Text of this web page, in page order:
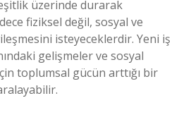
üzerinde durarak
fiziksel değil, sosyal ve
isteyeceklerdir. Yeni iş
gelişmeler ve sosyal
toplumsal gücün arttığı bir